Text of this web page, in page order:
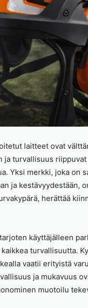
laitteet ovat
ja turvallisuus
Yksi merkki, joka on
ja kestävyydestään,
herättää
käyttäjälleen
turvallisuutta.
vaatii erityistä
ja mukavuus
muotoilu